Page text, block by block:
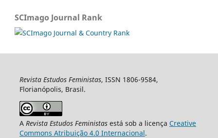
SCImago Journal Rank
Revista Estudos Feministas, ISSN 1806-9584,
Florianópolis, Brasil.
A Revista Estudos Feministasestá sob a licença Creative
Commons Atribuição 4.0 Internacional.